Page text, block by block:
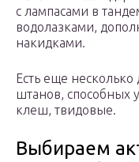
с лампасами в
водолазками,
накидками.
Есть еще
штанов, способных
клеш, твидовые.
Выбираем